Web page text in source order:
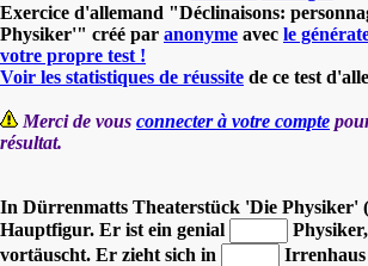
Exercice d'allemand "Déclinaisons:
Physiker'" créé par anonyme avec le
votre propre test !
Voir les statistiques de réussite de ce test
Merci de vous connecter à votre compte
résultat.
In Dürrenmatts Theaterstück 'Die Physiker'
Hauptfigur. Er ist ein genial
vortäuscht. Er zieht sich in